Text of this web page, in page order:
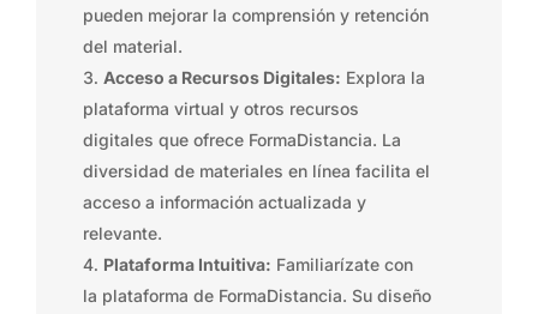
pueden mejorar la comprensión y retención
del material.
Acceso a Recursos Digitales: Explora la
plataforma virtual y otros recursos
digitales que ofrece FormaDistancia. La
diversidad de materiales en línea facilita el
acceso a información actualizada y
relevante.
Plataforma Intuitiva: Familiarízate con
la plataforma de FormaDistancia. Su diseño